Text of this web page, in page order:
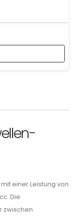
einer Leistung von
Die
zwischen